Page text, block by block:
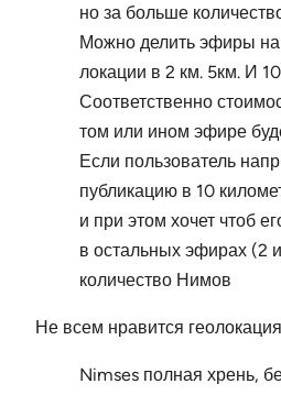
но за больше
Можно делить эфиры
локации в 2 км. 5км. И
Соответственно
том или ином эфире
Если пользователь
публикацию в 10
и при этом хочет чтоб
в остальных эфирах (2
количество Нимов
Не всем нравится
Nimses полная хрень,